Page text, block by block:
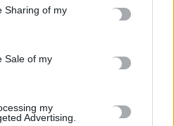
Sharing of my
Sale of my
my
Advertising.
ηλεκτρικό δίκτυο
– Γεμάτα αναχωρούν τα